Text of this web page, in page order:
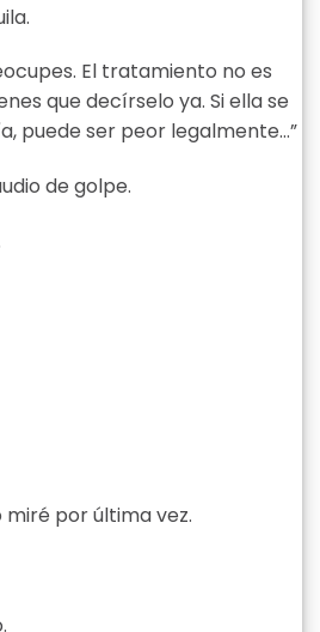
El tratamiento no es
que decírselo ya. Si ella se
puede ser peor legalmente…”
de golpe.
miré por última vez.